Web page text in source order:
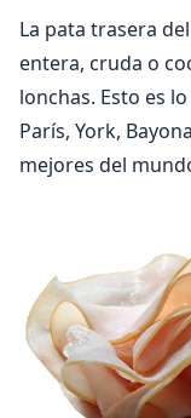
La pata trasera
entera, cruda o
lonchas. Esto es
París, York,
mejores del